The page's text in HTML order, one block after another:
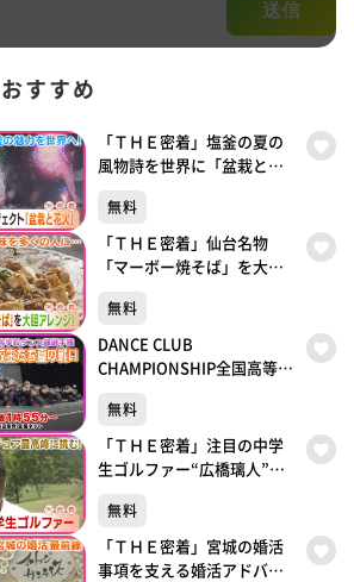
送信
すすめ
「ＴＨＥ密着」塩釜の夏の
風物詩を世界に「盆栽と花
無料
「ＴＨＥ密着」仙台名物
「マーボー焼そば」を大胆
無料
DANCE CLUB
CHAMPIONSHIP全国高等学
無料
「ＴＨＥ密着」注目の中学
生ゴルファー“広橋璃人”
無料
「ＴＨＥ密着」宮城の婚活
事項を支える婚活アドバイ